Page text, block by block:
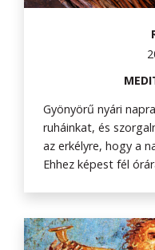
Gyönyörű nyári
ruháinkat, és
az erkélyre, hogy a
Ehhez képest fél